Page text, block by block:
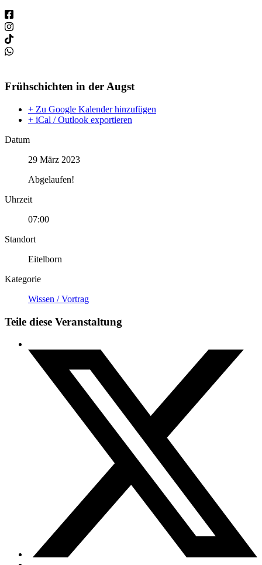
Frühschichten in der Augst
+ Zu Google Kalender hinzufügen
+ iCal / Outlook exportieren
Datum
29 März 2023
Abgelaufen!
Uhrzeit
07:00
Standort
Eitelborn
Kategorie
Wissen / Vortrag
Teile diese Veranstaltung